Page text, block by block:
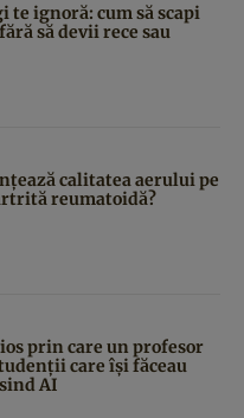
te ignoră: cum să scapi
să devii rece sau
calitatea aerului pe
reumatoidă?
prin care un profesor
care își făceau
AI